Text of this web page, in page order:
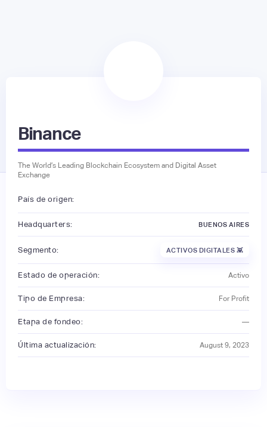
Binance
The World’s Leading Blockchain Ecosystem and Digital Asset
Exchange
País de origen:
Headquarters: BUENOS AIRES
Segmento: ACTIVOS DIGITALES 👾
Estado de operación: Activo
Tipo de Empresa: For Profit
Etapa de fondeo: —
Última actualización: August 9, 2023